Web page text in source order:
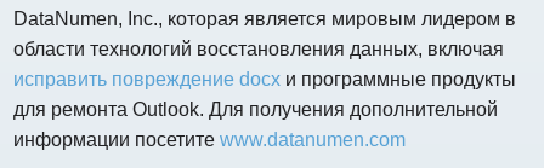
DataNumen, Inc., которая является мировым лидером в
области технологий восстановления данных, включая
исправить повреждение docx и программные продукты
для ремонта Outlook. Для получения дополнительной
информации посетитеwww.datanumen.com